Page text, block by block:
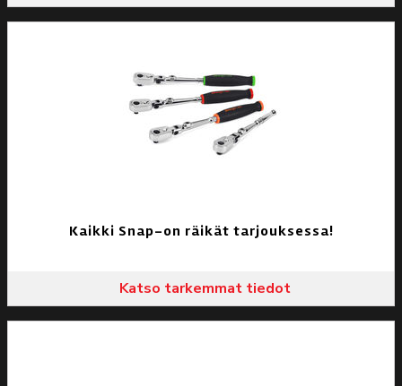
Kaikki Snap-on räikät tarjouksessa!
Katso tarkemmat tiedot